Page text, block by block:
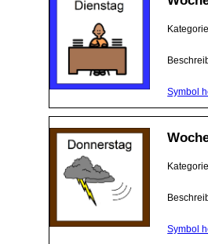
Symbol
Symbol